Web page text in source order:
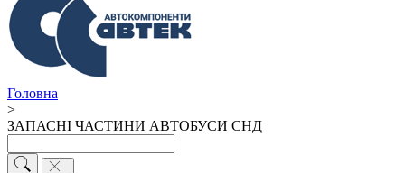
Головна
>
ЗАПАСНІ ЧАСТИНИ АВТОБУСИ СНД